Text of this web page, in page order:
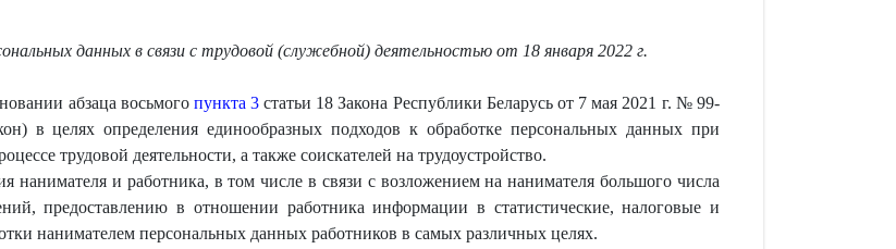
данных в связи с трудовой (служебной) деятельностью от 18 января 2022 г.
абзаца восьмого пункта 3 статьи 18 Закона Республики Беларусь от 7 мая 2021 г. № 99-
в целях определения единообразных подходов к обработке персональных данных при
трудовой деятельности, а также соискателей на трудоустройство.
нанимателя и работника, в том числе в связи с возложением на нанимателя большого числа
предоставлению в отношении работника информации в статистические, налоговые и
нанимателем персональных данных работников в самых различных целях.